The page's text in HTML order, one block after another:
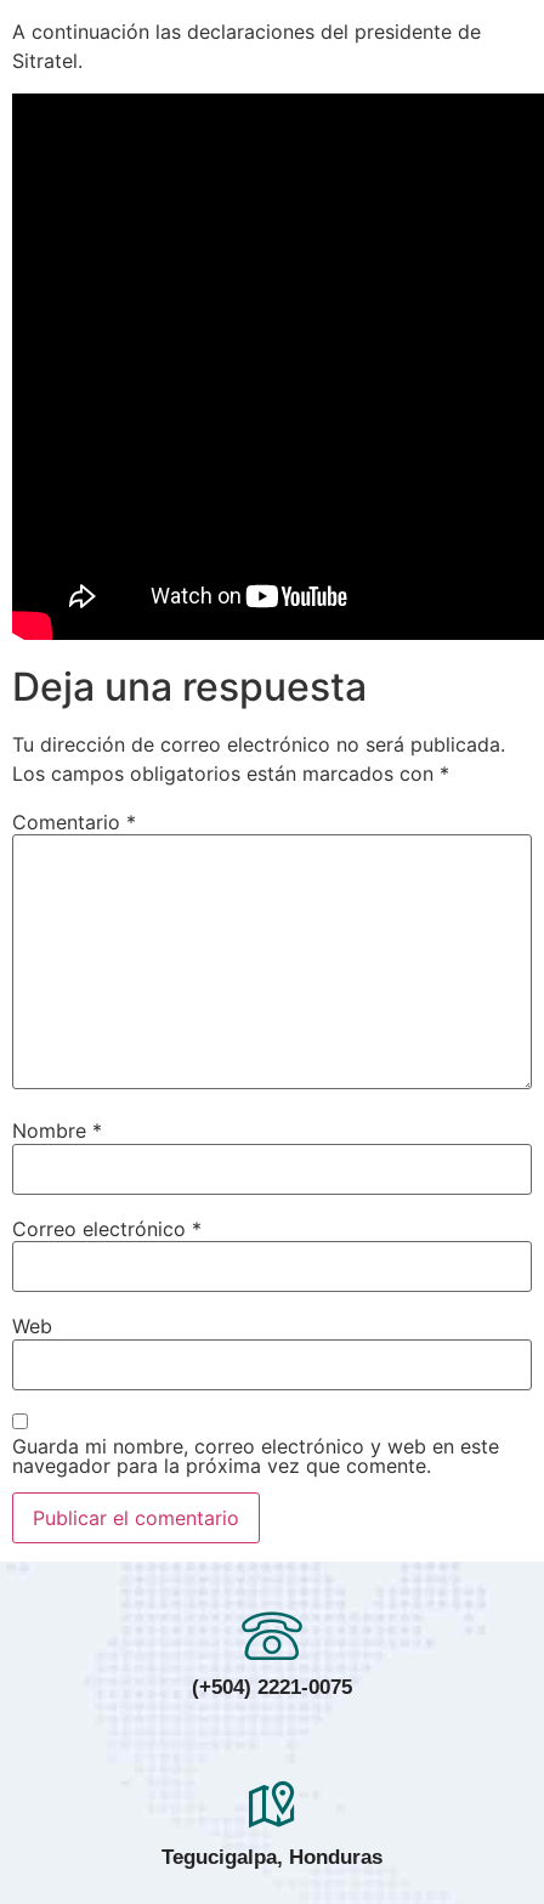
A continuación las declaraciones del presidente de
Sitratel.
Deja una respuesta
Tu dirección de correo electrónico no será publicada.
Los campos obligatorios están marcados con *
Comentario *
Nombre *
Correo electrónico *
Web
Guarda mi nombre, correo electrónico y web en este
navegador para la próxima vez que comente.
(+504) 2221-0075
Tegucigalpa, Honduras